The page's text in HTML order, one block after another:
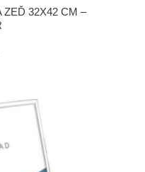
32X42 CM –